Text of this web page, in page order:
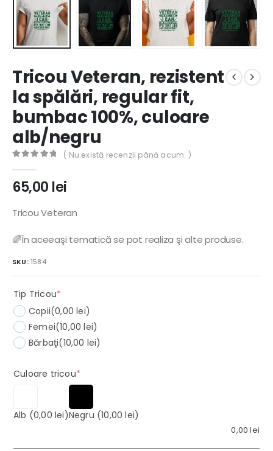
Tricou Veteran, rezistent
la spălări, regular fit,
bumbac 100%, culoare
alb/negru
( Nu există recenzii până acum. )
65,00 lei
Tricou Veteran
🌈În aceeaşi tematică se pot realiza şi alte produse.
SKU: 1584
Tip Tricou*
Copii(0,00 lei)
Femei(10,00 lei)
Bărbaţi(10,00 lei)
Culoare tricou*(required)
Alb (0,00 lei)Negru (10,00 lei)
0,00lei